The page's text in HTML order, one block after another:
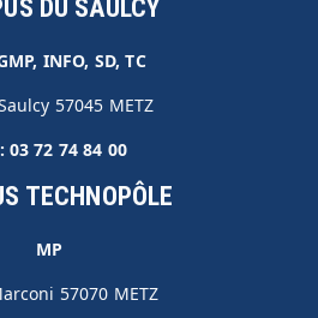
DU SAULCY
INFO, SD, TC
57045 METZ
03 72 74 84 00
TECHNOPÔLE
MP
57070 METZ